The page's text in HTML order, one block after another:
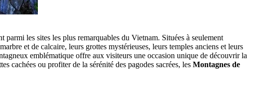
parmi les sites les plus remarquables du Vietnam. Situées à seulement
et de calcaire, leurs grottes mystérieuses, leurs temples anciens et leurs
emblématique offre aux visiteurs une occasion unique de découvrir la
cachées ou profiter de la sérénité des pagodes sacrées, les Montagnes de